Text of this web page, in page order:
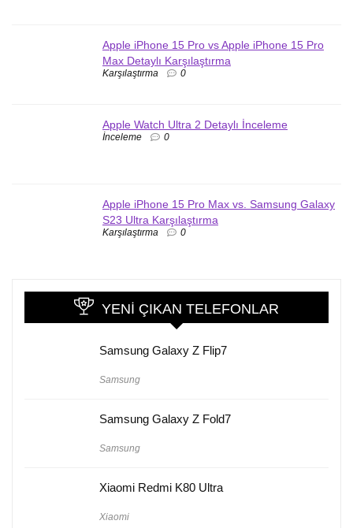
Apple iPhone 15 Pro vs Apple iPhone 15 Pro
Max Detaylı Karşılaştırma
Karşılaştırma 0
Apple Watch Ultra 2 Detaylı İnceleme
İnceleme 0
Apple iPhone 15 Pro Max vs. Samsung Galaxy
S23 Ultra Karşılaştırma
Karşılaştırma 0
YENI ÇIKAN TELEFONLAR
Samsung Galaxy Z Flip7
Samsung
Samsung Galaxy Z Fold7
Samsung
Xiaomi Redmi K80 Ultra
Xiaomi